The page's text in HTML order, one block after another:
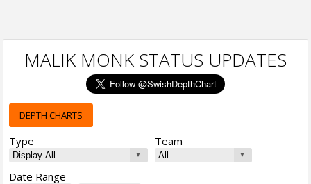
MALIK MONK STATUS UPDATES
DEPTH CHARTS
Type Team
Date Range